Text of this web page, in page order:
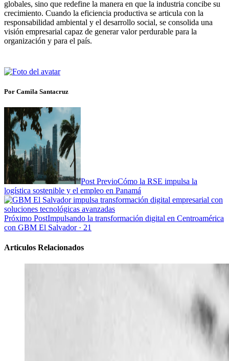
globales, sino que redefine la manera en que la industria concibe su
crecimiento. Cuando la eficiencia productiva se articula con la
responsabilidad ambiental y el desarrollo social, se consolida una
visión empresarial capaz de generar valor perdurable para la
organización y para el país.
Por Camila Santacruz
Post PrevioCómo la RSE impulsa la
logística sostenible y el empleo en Panamá
Próximo PostImpulsando la transformación digital en Centroamérica
con GBM El Salvador · 21
Articulos Relacionados